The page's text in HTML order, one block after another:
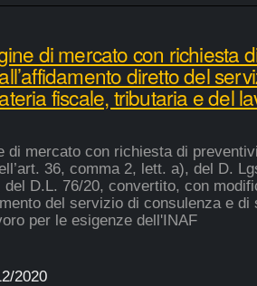
di mercato con richiesta
diretto del
fiscale, tributaria e del
di mercato con richiesta di
36, comma 2, lett. a), del D.
D.L. 76/20, convertito, con
del servizio di consulenza e
per le esigenze dell'INAF
2020